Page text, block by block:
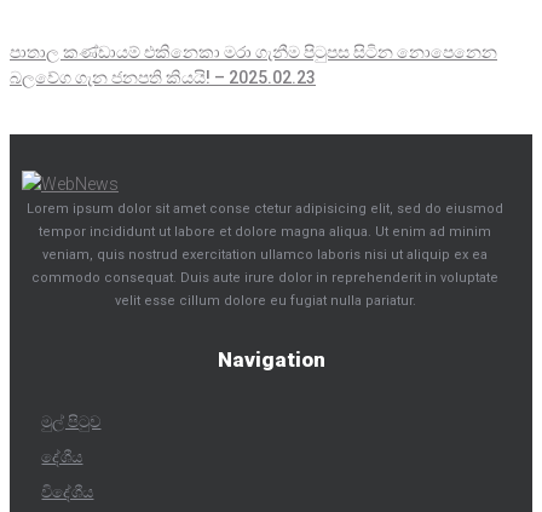
පාතාල කණ්ඩායම් එකිනෙකා මරා ගැනීම පිටුපස සිටින නොපෙනෙන
බලවේග ගැන ජනපති කියයි! – 2025.02.23
Lorem ipsum dolor sit amet conse ctetur adipisicing elit, sed do eiusmod
tempor incididunt ut labore et dolore magna aliqua. Ut enim ad minim
veniam, quis nostrud exercitation ullamco laboris nisi ut aliquip ex ea
commodo consequat. Duis aute irure dolor in reprehenderit in voluptate
velit esse cillum dolore eu fugiat nulla pariatur.
Navigation
මුල් පිටුව
දේශීය
විදේශීය